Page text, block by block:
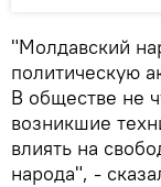
"Молдавский
политическую
В обществе не
возникшие
влиять на
народа", -